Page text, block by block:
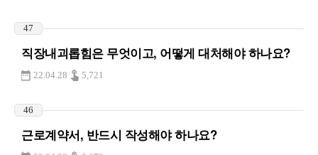
47
직장내괴롭힘은 무엇이고, 어떻게 대처해야 하나요?
22.04.28 5,721
46
근로계약서, 반드시 작성해야 하나요?